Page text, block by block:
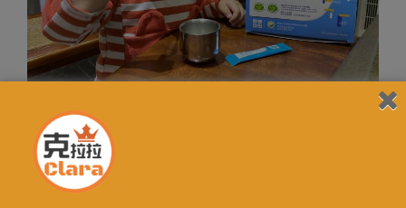
對於寶寶來說，在日常生活中想要增強防禦力，就必需要
攝取足夠的營養，才能有好的體力對抗病菌。對於…